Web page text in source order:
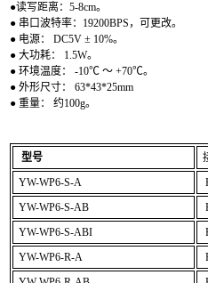
●读写距离：5-8cm。
● 串口波特率：19200BPS，可更改。
● 电源： DC5V ± 10%。
● 大功耗： 1.5W。
● 环境温度： -10℃ ～ +70℃。
● 外形尺寸： 63*43*25mm
● 重量： 约100g。
型号
YW-WP6-S-A
YW-WP6-S-AB
YW-WP6-S-ABI
YW-WP6-R-A